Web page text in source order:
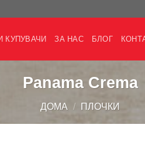
КУПУВАЧИ ЗА НАС БЛОГ
Panama Crema
ДОМА / ПЛОЧКИ